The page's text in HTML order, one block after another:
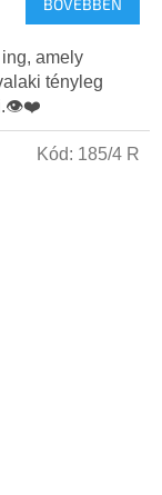
BŐVEBBEN
amely
tényleg
Kód: 185/4 R